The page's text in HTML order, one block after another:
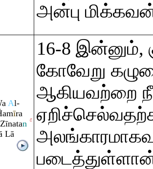
அன்பு
Al-
īra
n
Lā
16-8 இன்னும்,
கோவேறு
ஆகியவற்றை